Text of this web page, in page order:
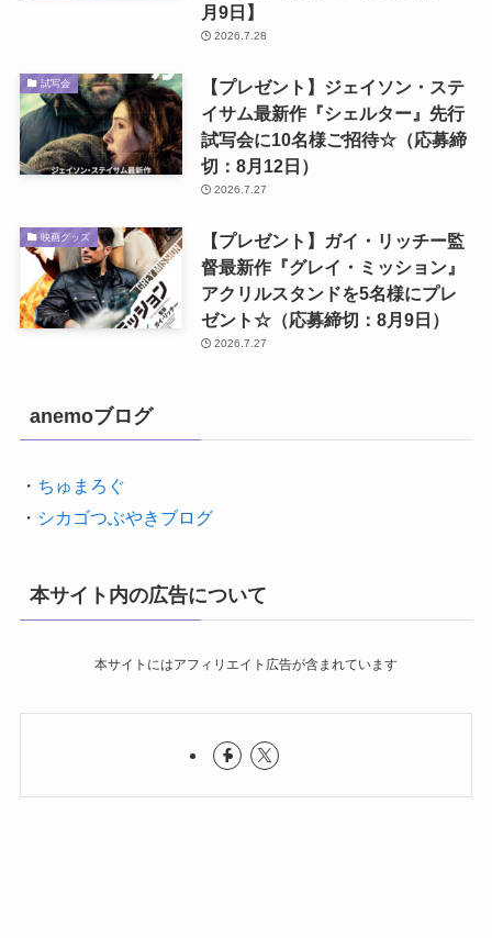
月9日】
2026.7.28
試写会
【プレゼント】ジェイソン・ステ
イサム最新作『シェルター』先行
試写会に10名様ご招待☆（応募締
切：8月12日）
2026.7.27
映画グッズ
【プレゼント】ガイ・リッチー監
督最新作『グレイ・ミッション』
アクリルスタンドを5名様にプレ
ゼント☆（応募締切：8月9日）
2026.7.27
anemoブログ
・ ちゅまろぐ
・ シカゴつぶやきブログ
本サイト内の広告について
本サイトにはアフィリエイト広告が含まれています